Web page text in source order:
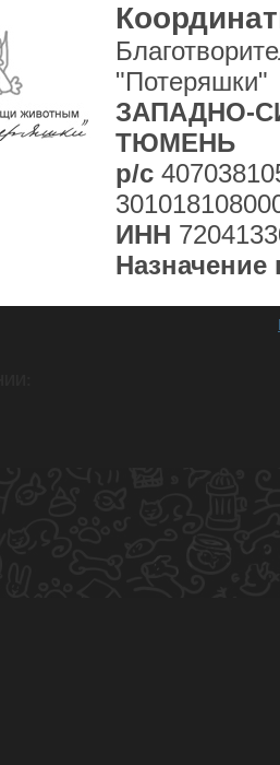
"Потеряшки"
ЗАПАДНО-
ТЮМЕНЬ
р/с
ИНН
Назначение